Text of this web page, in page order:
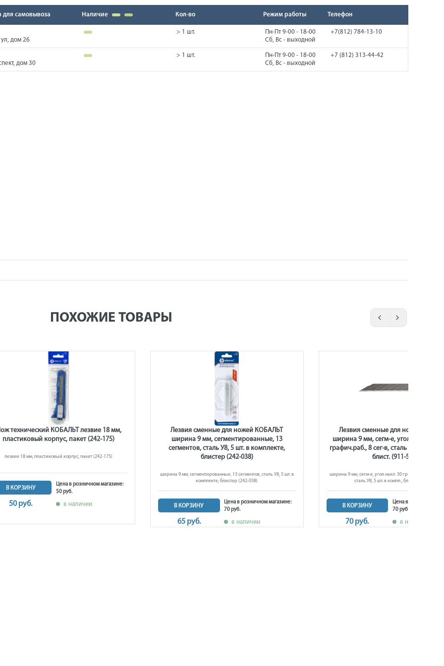
для самовывоза Наличие Кол-во Режим работы Телефон
ул, дом 26
> 1 шт.
Пн-Пт 9-00 - 18-00
Сб, Вс - выходной
+7(812) 784-13-10
дом 30
> 1 шт.
Пн-Пт 9-00 - 18-00
Сб, Вс - выходной
+7 (812) 313-44-42
ПОХОЖИЕ ТОВАРЫ
технический КОБАЛЬТ лезвие 18 мм,
пластиковый корпус, пакет (242-175)
лезвие 18 мм, пластиковый корпус, пакет (242-175)
В КОРЗИНУ
50 руб.
Цена в розничном магазине:
50 руб.
в наличии
Лезвия сменные для ножей КОБАЛЬТ
ширина 9 мм, сегментированные, 13
сегментов, сталь У8, 5 шт. в комплекте,
блистер (242-038)
ширина 9 мм, сегментированные, 13 сегментов, сталь У8, 5 шт. в
комплекте, блистер (242-038)
В КОРЗИНУ
65 руб.
Цена в розничном магазине:
70 руб.
в наличии
Лезвия сменные для ножей
ширина 9 мм, сегм-е, угол накл. 30
графич.раб., 8 сег-в, сталь У8, 5 шт. в
блист. (911-529)
ширина 9 мм, сегм-е, угол накл. 30 гр. для
сталь У8, 5 шт. в компл., блист. (911-529)
В КОРЗИНУ
70 руб.
Цена в розничном
70 руб.
в наличии